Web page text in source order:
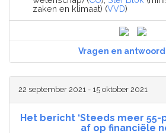
zaken en klimaat) (VVD)
Vragen en
22 september 2021 - 15 oktober 2021
Het bericht ‘Steeds meer
af op financiële